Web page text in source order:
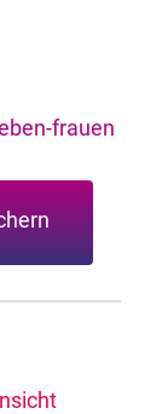
frauen